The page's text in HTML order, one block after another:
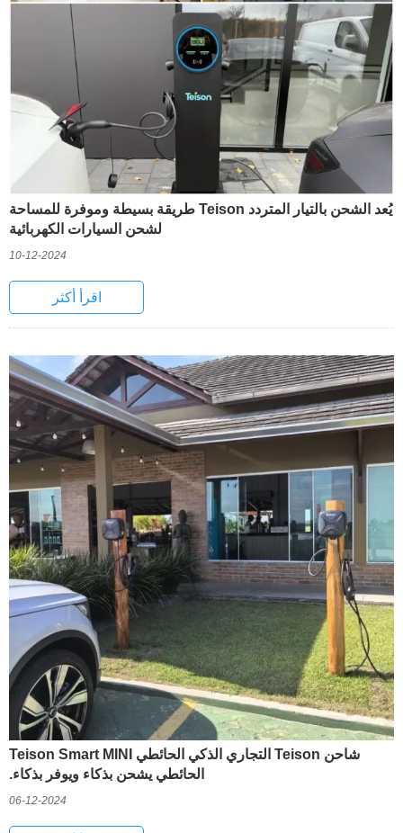
يُعد الشحن بالتيار المتردد Teison طريقة بسيطة وموفرة للمساحة
لشحن السيارات الكهربائية
10-12-2024
اقرأ أكثر
شاحن Teison التجاري الذكي الحائطي Teison Smart MINI
الحائطي يشحن بذكاء ويوفر بذكاء.
06-12-2024